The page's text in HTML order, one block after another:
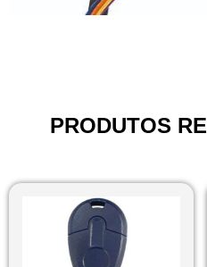
PRODUTOS